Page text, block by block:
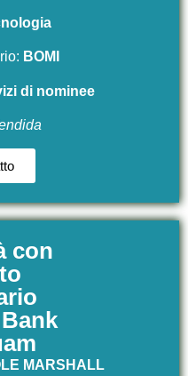
a
BOMI
di nominee
con
MARSHALL